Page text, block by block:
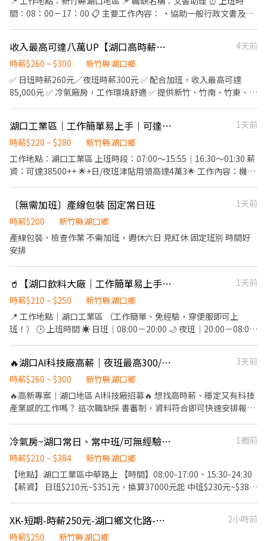
平均收入 3 ~ 4萬 2_〈家適職人〉 月工作20-22天 平均收入 4.3 ~
人，額外給予一年期意外險。 4. 可透過清潔工會加保勞保。 【別家
業者沒有的福利】 1. 積分獎勵免費兌換日用品。 2. 定期團體聚會、
團康活動。 3. 不定期餐會及節慶活動。 4. 春酒狂歡聚會+抽獎。 5.
做清潔但不想清自己家，夥伴下單折扣。 6. 辦公室設置有沙發床的
休息室。 7. 每季舉辦服務品質競賽，提供不定額獎金。 8. 不定期免
費線上/實體心理成長課程。 9. 跨領域心理成長講師課程津貼。
【升遷介紹】 1. 新人考核、職人稽核，稽核為公平及公正的內部升
遷管道。 2. 家適員→職人→高階職人→導師 ↘️整理
師→導師 【教育訓練】 免收費完整教育訓練系統，高階職人提
供教育訓練費用補助。
區訂單量安排) 【工作條件】: 需穿全套無塵服、配合加班久站 【用
節禮品或禮金 _____________ ✧✧『應徵資訊如下』✧✧ 𝐋𝐈𝐍𝐄+
nina9101 (或搜尋電話號碼也可加好友!!!) 📲來電:0965-632-990|
間：08：00－17：00 📋 主要工作內容： ・協助一般行政文書及主
興趣的人員應徵，詳細薪資及福利可私訊洽詢。
收入最高可達八萬UP【湖口高時薪作業員】/周休二日/有交通車/日、夜班
4天前
時薪$260 ~ $300
新竹縣湖口鄉
✅ 日班時薪260元／夜班時薪300元 ✅ 配合加班，收入最高可達
85,000元 ✅ 冷氣廠房，工作環境舒適 ✅ 提供新竹、竹南、竹東、內
裝、目視檢查及測試 * 鎖螺絲及相關產線作業 * 需挪移約5至15公斤
產品，現場備有輔助設備 ### 2. SMT作業 * 產線生產管理 * SMT設
備操作 * 操作英文介面 * 物料準備及備料作業 ### 3. 維修物料作業 *
拆卸螺絲、清潔散熱膏 * 上下物料及掃描二維碼分類 * 使用電子顯
微鏡進行目視檢查 * 電子元件清潔 * GPU／CPU除錫及除膠作業 ---
【上班時間及薪資】 ### 日班 * 上班時間：08:00～17:00 * 時薪：
260元 收入參考： * 休六日，每日工作8小時、不加班：約45,760元
加班，最高可達約74,000元 ### 夜班 * 上班時間：20:00～翌日
05:00 * 時薪：300元 收入參考： * 休六日，每日工作8小時、不加
班：約52,800元 * 休六日，每日工作8小時＋加班2小時：約70,408
元 * 配合休假日加班，最高可達約85,000元 ※實際薪資依出勤天
日，原則上休週六、週日。 ※如有加班需求，依現場訂單及排班狀
況安排。 --- ## 【交通車路線】 提供多條交通車路線，包含： * 新
竹市東區* 苗栗竹南* 竹東* 內壢* 楊梅 ※實際停靠站點、搭乘時間
及是否有座位，請於應徵時確認。 --- ★★★★★★★★ 求職窗口
★★★★★★★★ 加L.I.N.E快速回覆 ID : @609repyd 加入後請先傳
訊告知您所要應徵的職務並留下姓名及電話
湖口工業區｜工作簡單易上手｜可達4萬🔝｜無經驗可
1天前
時薪$220 ~ $280
新竹縣湖口鄉
工作地點：湖口工業區 上班時段：07:00～15:55｜16:30～01:30 薪
資：可達38500++ 🌟+日/夜班津貼用領高達4萬3🌟 工作內容：機台
〔無需加班〕產線包裝 固定常日班
1天前
時薪$200
新竹縣湖口鄉
產線包裝、檢查作業 不需加班，週休六日 見紅休 固定班別 時間好
安排
🥤【湖口飲料大廠｜工作簡單易上手｜☀️日班🌙夜班】🥤
1天前
時薪$210 ~ $250
新竹縣湖口鄉
📍 工作地點｜湖口工業區 （工作簡單、免經驗，穿便服即可上
班！） 🕒 上班時間 ☀️ 日班｜08:00－20:00 🌙 夜班｜20:00－08:00
驗可 ✅ 穿便服上班 ✅ 錄取率高、快速安排 歡迎私訊詢問 同賴 📞
0965846966 （Hank張先生）
🔥湖口AI科技廠高薪｜夜班最高300/H，書審快速報到！
3天前
時薪$260 ~ $300
新竹縣湖口鄉
🔥高新專案｜湖口地區 AI科技廠招募🔥 想找高時薪、穩定又有科技
產業感的工作嗎？ 這次職缺採 書審制，資料符合即可快速安排報
☀️日班：08：00-17：00｜260/H 🌙夜班：20：00-05：00｜
300/H 想衝收入、想進科技廠、想找穩定工作，這個機會不要錯
過！ 📞報名專線：0977564055 賴：0977564055 名額有限，有興
趣請盡快洽詢！
冷氣房~湖口常日、常中班/可無經驗/可日週領
1週前
時薪$210 ~ $384
新竹縣湖口鄉
【地點】湖口工業區中華路上 【時間】08:00-17:00、15:30-24:30
【薪資】 日班$210元~$351元，換算37000元起 中班$230元~$384
XK-短期-時薪250元-湖口鄉文化路-作業員-日班
2小時前
時薪$250
新竹縣湖口鄉